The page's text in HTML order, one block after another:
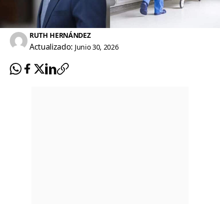
RUTH HERNÁNDEZ
Actualizado: Junio 30, 2026